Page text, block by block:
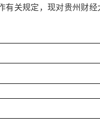
有关规定，现对贵州财经